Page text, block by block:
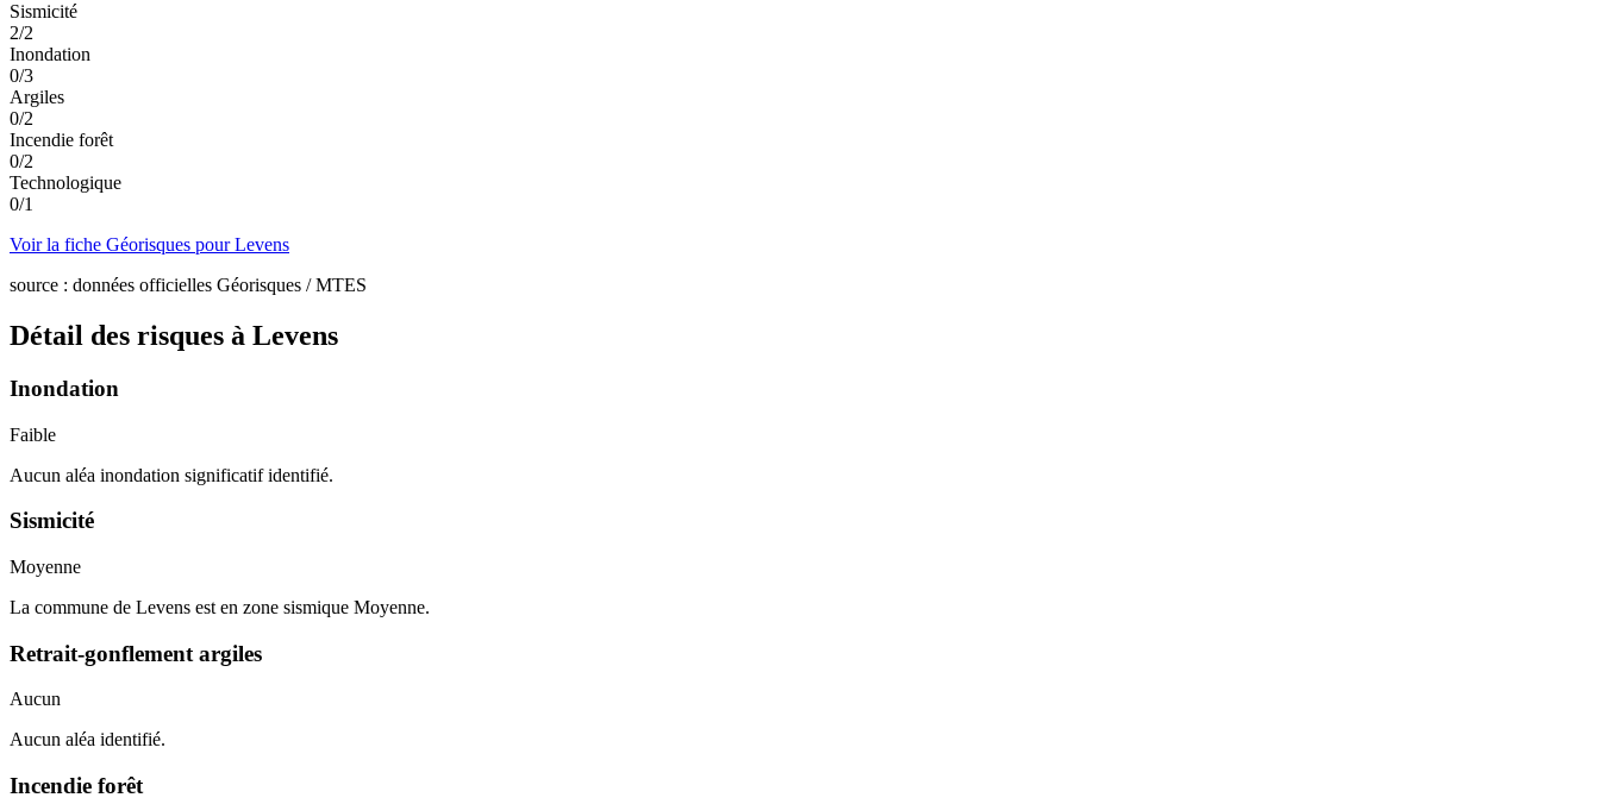
Sismicité
2/2
Inondation
0/3
Argiles
0/2
Incendie forêt
0/2
Technologique
0/1
Voir la fiche Géorisques pourLevens
source : données officielles Géorisques / MTES
Détail des risques à Levens
Inondation
Faible
Aucun aléa inondation significatif identifié.
Sismicité
Moyenne
La commune de Levens est en zone sismique Moyenne.
Retrait-gonflement argiles
Aucun
Aucun aléa identifié.
Incendie forêt